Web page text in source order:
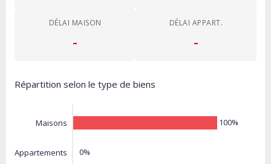
DÉLAI MAISON
-
DÉLAI APPART.
-
Répartition selon le type de biens
Maisons
Appartements
100%
0%